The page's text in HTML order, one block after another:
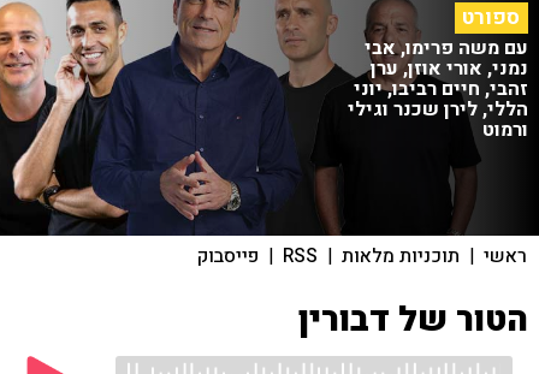
ספורט
עם משה פרימו, אבי
נמני, אורי אוזן, ערן
זהבי, חיים רביבו, יוני
הללי, לירן שכנר וגילי
ורמוט
ראשי | תוכניות מלאות |
RSS
| פייסבוק
הטור של דבורין